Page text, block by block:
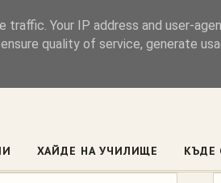
ХАЙДЕ НА УЧИЛИЩЕ КЪДЕ
Your IP address and user-
quality of service, generate